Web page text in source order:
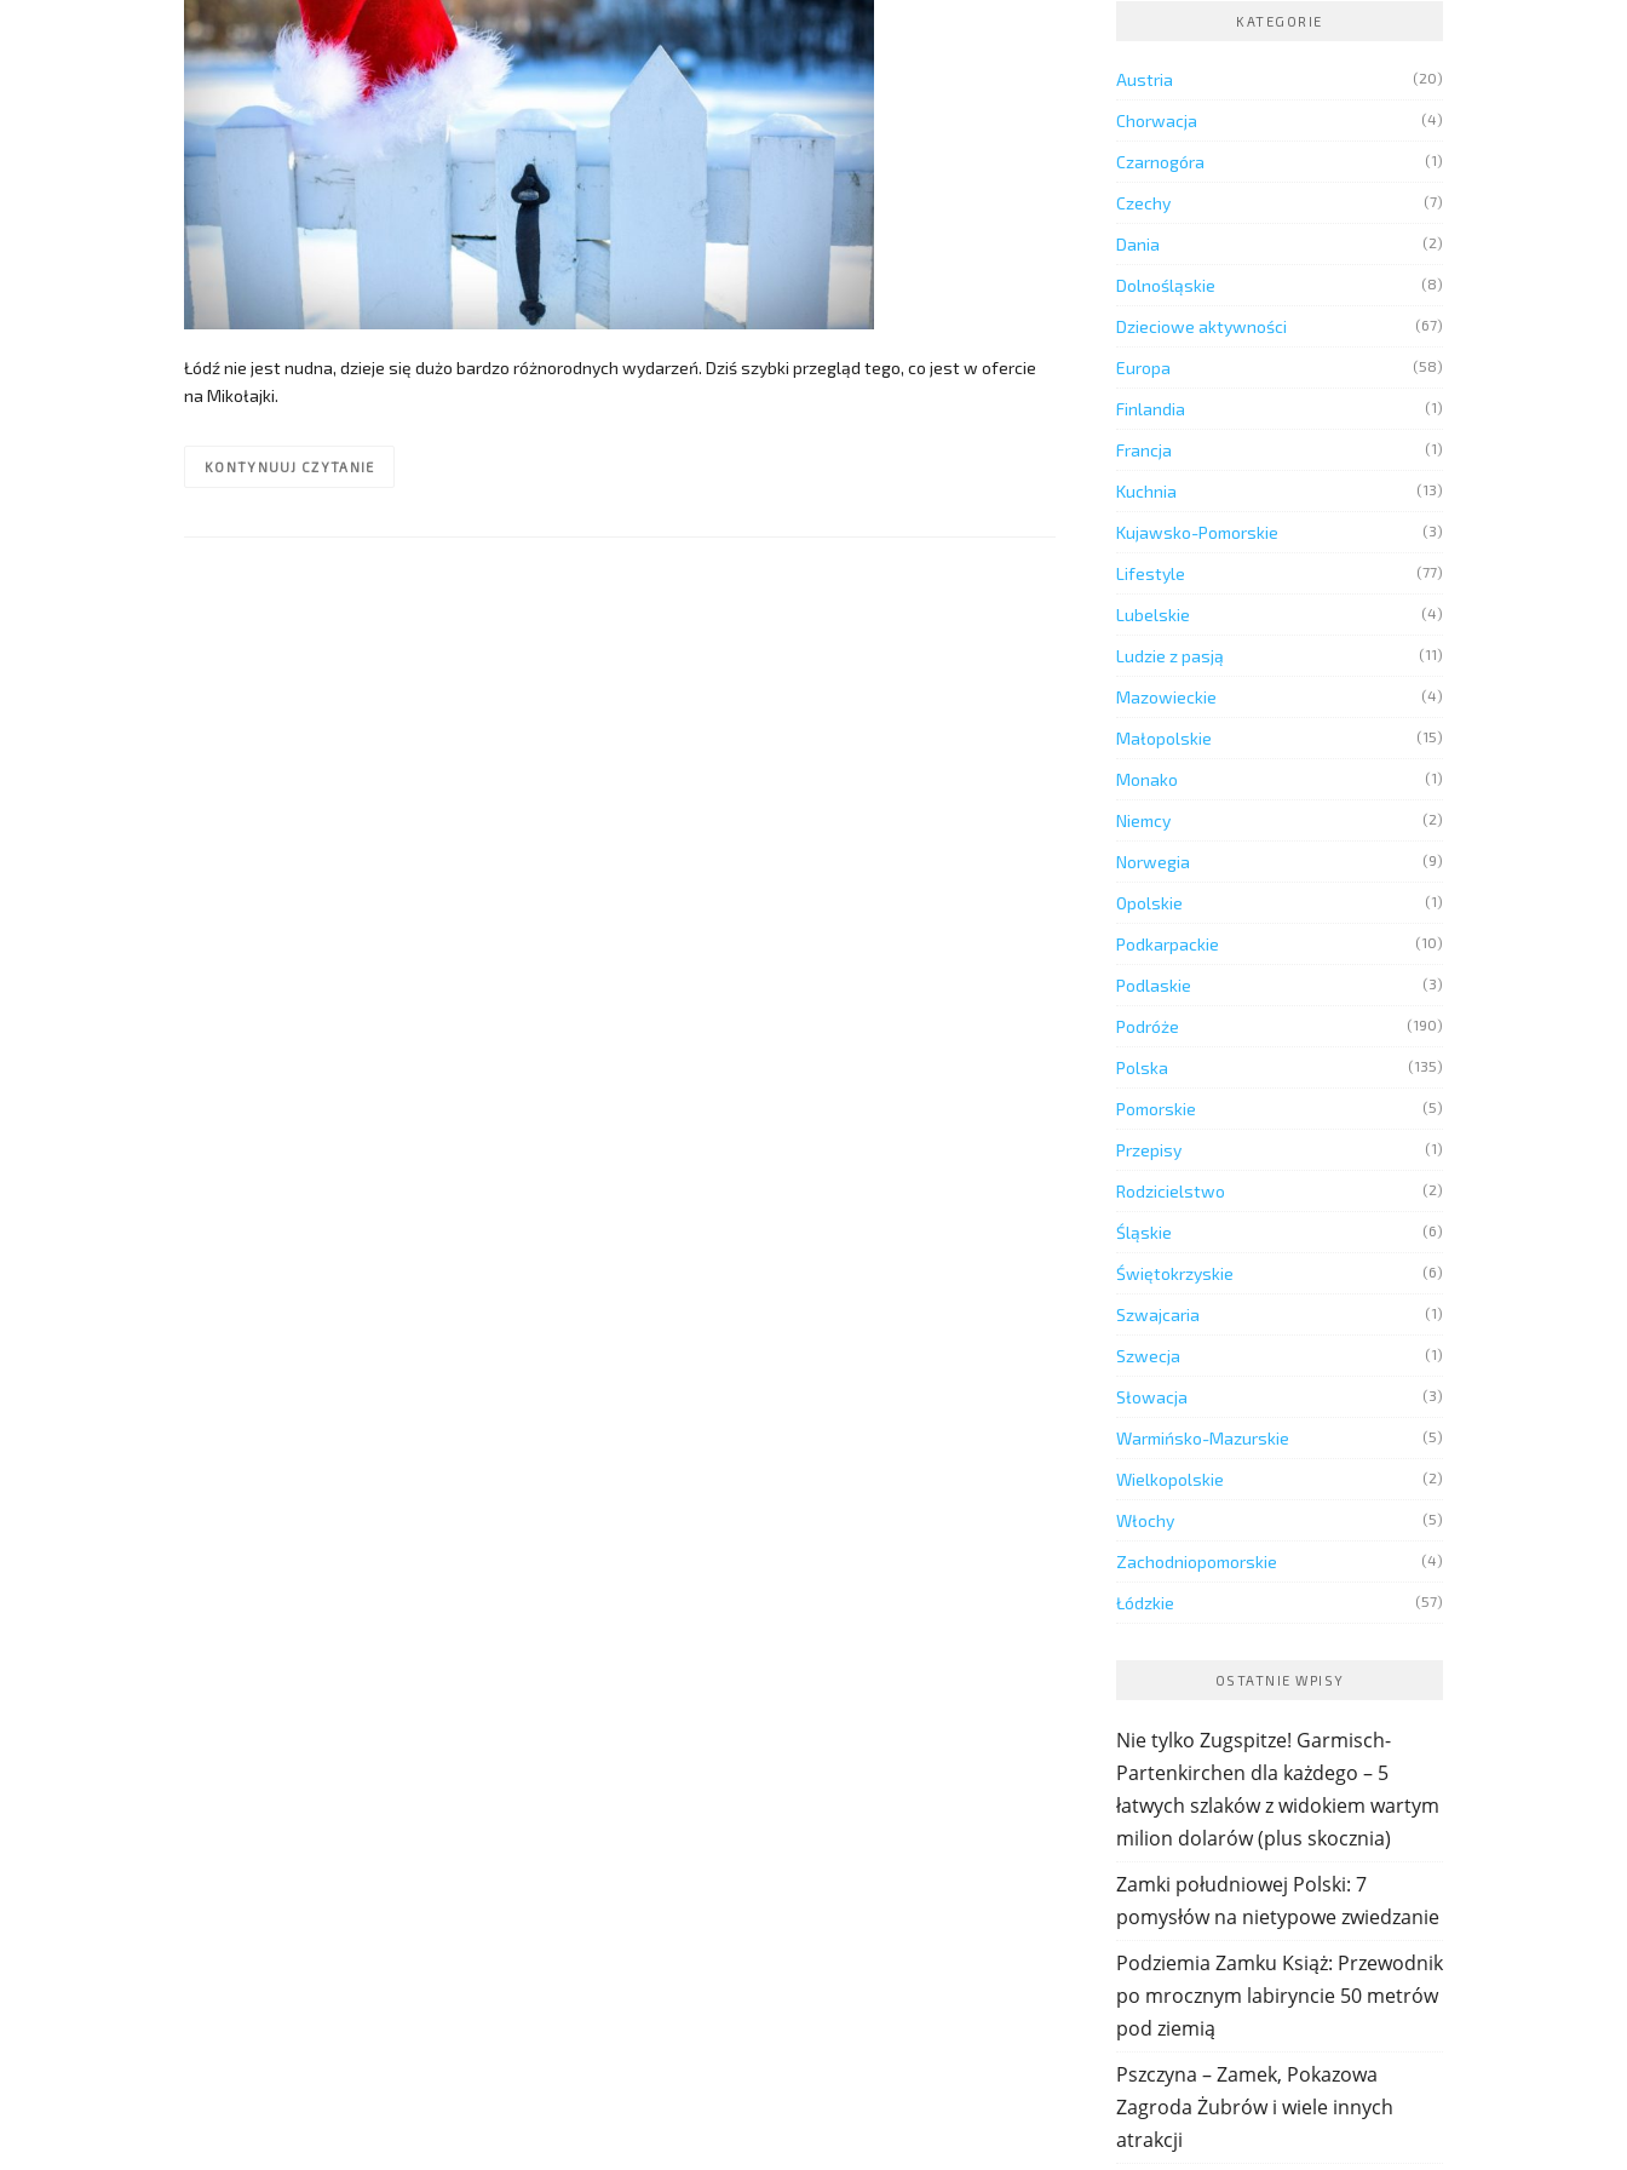
Łódź nie jest nudna, dzieje się dużo bardzo różnorodnych wydarzeń. Dziś szybki przegląd tego, co jest w ofercie
na Mikołajki.
KONTYNUUJ CZYTANIE
KATEGORIE
Austria (20)
Chorwacja (4)
Czarnogóra (1)
Czechy (7)
Dania (2)
Dolnośląskie (8)
Dzieciowe aktywności (67)
Europa (58)
Finlandia (1)
Francja (1)
Kuchnia (13)
Kujawsko-Pomorskie (3)
Lifestyle (77)
Lubelskie (4)
Ludzie z pasją (11)
Mazowieckie (4)
Małopolskie (15)
Monako (1)
Niemcy (2)
Norwegia (9)
Opolskie (1)
Podkarpackie (10)
Podlaskie (3)
Podróże (190)
Polska (135)
Pomorskie (5)
Przepisy (1)
Rodzicielstwo (2)
Śląskie (6)
Świętokrzyskie (6)
Szwajcaria (1)
Szwecja (1)
Słowacja (3)
Warmińsko-Mazurskie (5)
Wielkopolskie (2)
Włochy (5)
Zachodniopomorskie (4)
Łódzkie (57)
OSTATNIE WPISY
Nie tylko Zugspitze! Garmisch-
Partenkirchen dla każdego – 5
łatwych szlaków z widokiem wartym
milion dolarów (plus skocznia)
Zamki południowej Polski: 7
pomysłów na nietypowe zwiedzanie
Podziemia Zamku Książ: Przewodnik
po mrocznym labiryncie 50 metrów
pod ziemią
Pszczyna – Zamek, Pokazowa
Zagroda Żubrów i wiele innych
atrakcji